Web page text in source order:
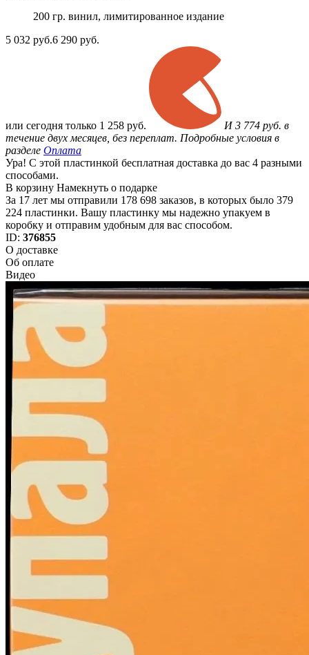
200 гр. винил, лимитированное издание
5 032 руб.6 290 руб.
или сегодня только 1 258 руб.
И 3 774 руб. в
течение двух месяцев, без переплат. Подробные условия в
разделе Оплата
Ура! С этой пластинкой бесплатная доставка до вас 4 разными
способами.
В корзину Намекнуть о подарке
За 17 лет мы отправили 178 698 заказов, в которых было 379
224 пластинки. Вашу пластинку мы надежно упакуем в
коробку и отправим удобным для вас способом.
ID: 376855
О доставке
Об оплате
Видео